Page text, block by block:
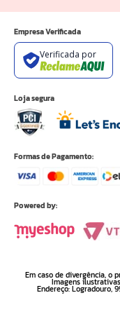
Empresa Verificada
Verificada por
Loja segura
Formas de Pagamento:
Powered by:
Em caso de divergência, o
Imagens
Endereço: Logradouro,